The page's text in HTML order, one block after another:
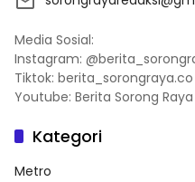
Media Sosial:
Instagram:
Tiktok: berita_sorongraya.co
Youtube: Berita Sorong Raya
Kategori
Metro